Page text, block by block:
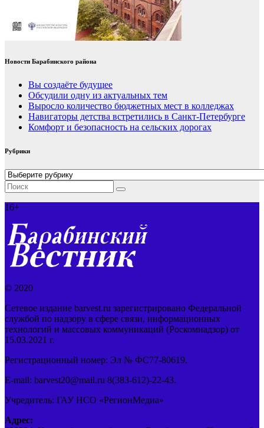
Новости Барабинского района
Вы создаёте будущее
Обсудили одну из актуальных тем
Выросло количество бюджетных мест в колледжах
Навигаторы детства встретились в Санкт-Петербурге
Комфорт и безопасность на сельских дорогах
Рубрики
Рубрики
16+
© 2020
Сетевое издание barvest.ru зарегистрировано Федеральной
службой по надзору в сфере связи, информационных
технологий и массовых коммуникаций (Роскомнадзор) от
15.03.2021 г.
Регистрационный номер: Эл № ФС77-80619.
E-mail: barvest20@mail.ru 8(383-612)-22-43.
Учредитель: ГАУ НСО «РегионМедиа»
Адрес: